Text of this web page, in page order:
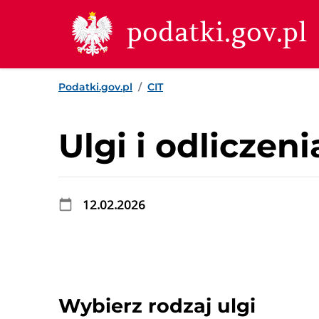
Przejdź do treści
Przejdź do wyszukiwarki
Przejdź do stopki
podatki.gov.pl
Podatki.gov.pl CIT
Ulgi i
12.02.2026
Wybierz rodzaj ulgi